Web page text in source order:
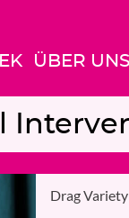
ÜBER UNS
Drag